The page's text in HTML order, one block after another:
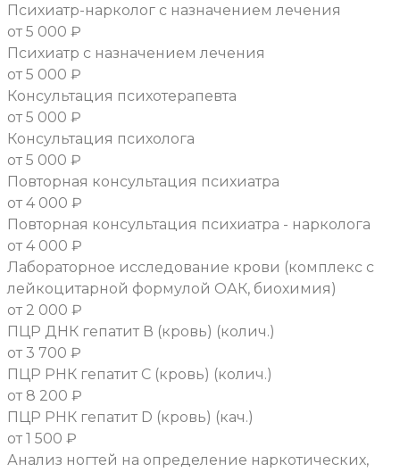
Психиатр-нарколог с назначением лечения
от 5 000 ₽
Психиатр с назначением лечения
от 5 000 ₽
Консультация психотерапевта
от 5 000 ₽
Консультация психолога
от 5 000 ₽
Повторная консультация психиатра
от 4 000 ₽
Повторная консультация психиатра - нарколога
от 4 000 ₽
Лабораторное исследование крови (комплекс с
лейкоцитарной формулой ОАК, биохимия)
от 2 000 ₽
ПЦР ДНК гепатит В (кровь) (колич.)
от 3 700 ₽
ПЦР РНК гепатит С (кровь) (колич.)
от 8 200 ₽
ПЦР РНК гепатит D (кровь) (кач.)
от 1 500 ₽
Анализ ногтей на определение наркотических,